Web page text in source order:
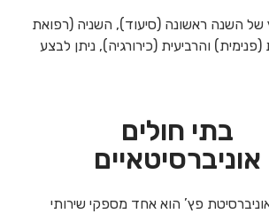
של השנה ראשונה (סיעוד), השניה (רפואת
והרביעית (כירורגיה), ניתן לבצע
בתי חולים
אוניברסיטאיים
פץ’ הוא אחד מספקי שירותי